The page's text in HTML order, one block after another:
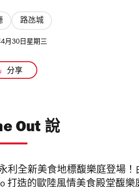
路氹城
月30日星期三
分享
Out 說
利全新美食地標馥樂庭登場